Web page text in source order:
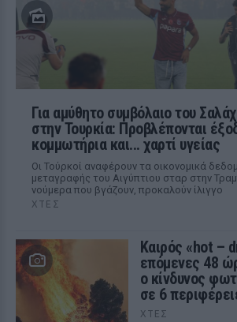
Για αμύθητο συμβόλαιο του
στην Τουρκία: Προβλέπονται
κομμωτήρια και... χαρτί υγείας
Οι Τούρκοί αναφέρουν τα οικονομικά
μεταγραφής του Αιγύπτιου σταρ στην
νούμερα που βγάζουν, προκαλούν ίλιγγο
ΧΤΕΣ
Καιρός «hot –
επόμενες 48
ο κίνδυνος
σε 6
ΧΤΕΣ